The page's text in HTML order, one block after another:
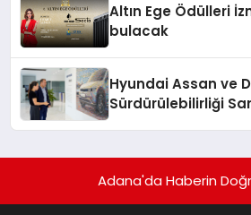
Altın Ege Ödülleri
bulacak
Hyundai Assan ve
Sürdürülebilirliği
Adana'da Haberin